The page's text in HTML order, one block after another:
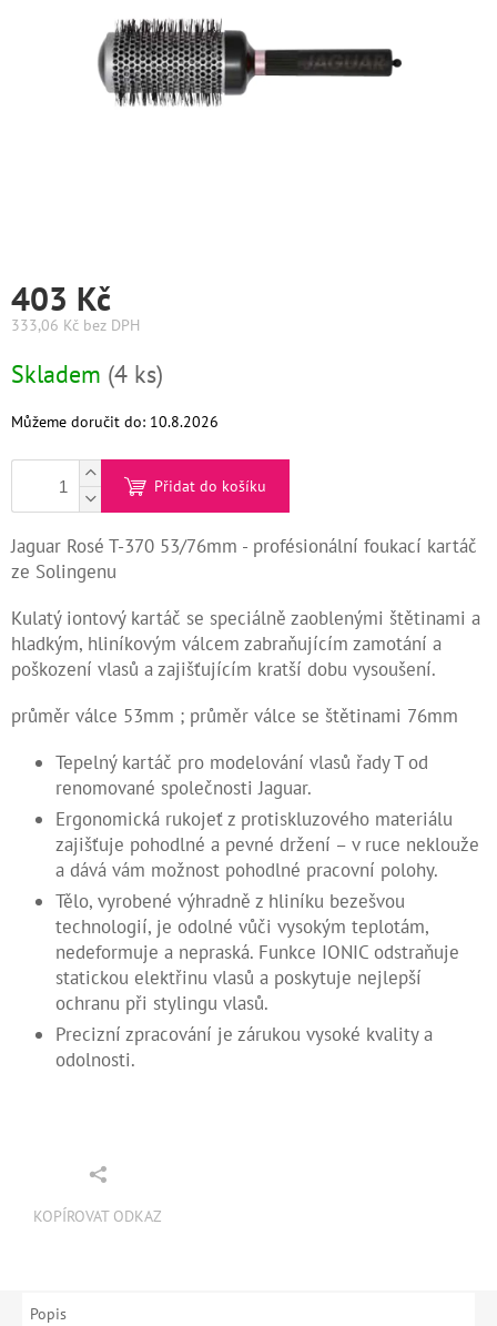
K-
Max
Olaplex
Pomůcky
Kontakty
Měna
Přihlášení
403 Kč
333,06 Kč bez DPH
cena:
Skladem (4 ks)
Můžeme doručit do: 10.8.2026
Přidat do košíku
Jaguar Rosé T-370 53/76mm - profésionální foukací kartáč
ze Solingenu
Kulatý iontový kartáč se speciálně zaoblenými štětinami a
hladkým, hliníkovým válcem zabraňujícím zamotání a
poškození vlasů a zajišťujícím kratší dobu vysoušení.
průměr válce 53mm ; průměr válce se štětinami 76mm
Tepelný kartáč pro modelování vlasů řady T od
renomované společnosti Jaguar.
Ergonomická rukojeť z protiskluzového materiálu
zajišťuje pohodlné a pevné držení – v ruce neklouže
a dává vám možnost pohodlné pracovní polohy.
Tělo, vyrobené výhradně z hliníku bezešvou
technologií, je odolné vůči vysokým teplotám,
nedeformuje a nepraská. Funkce IONIC odstraňuje
statickou elektřinu vlasů a poskytuje nejlepší
ochranu při stylingu vlasů.
Precizní zpracování je zárukou vysoké kvality a
odolnosti.
KOPÍROVAT ODKAZ
Popis